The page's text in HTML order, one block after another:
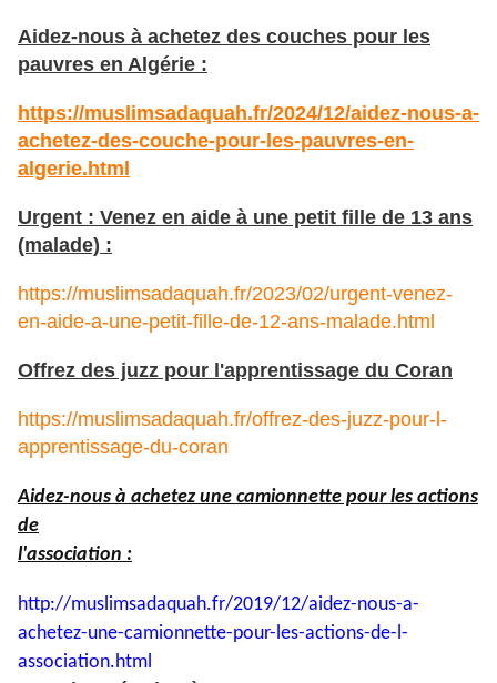
Aidez-nous à achetez des couches pour les
pauvres en Algérie :
https://muslimsadaquah.fr/2024/12/aidez-nous-a-
achetez-des-couche-pour-les-pauvres-en-
algerie.html
Urgent : Venez en aide à une petit fille de 13 ans
(malade) :
https://muslimsadaquah.fr/2023/02/urgent-venez-
en-aide-a-une-petit-fille-de-12-ans-malade.html
Offrez des juzz pour l'apprentissage du Coran
https://muslimsadaquah.fr/offrez-des-juzz-pour-l-
apprentissage-du-coran
Aidez-nous à achetez une camionnette pour les actions
de
l'association :
http://muslimsadaquah.fr/2019/12/aidez-nous-a-
achetez-une-camionnette-pour-les-actions-de-l-
association.html